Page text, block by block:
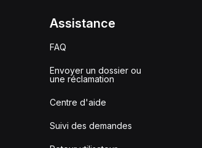
Assistance
FAQ
Envoyer un dossier ou
une réclamation
Centre d'aide
Suivi des demandes